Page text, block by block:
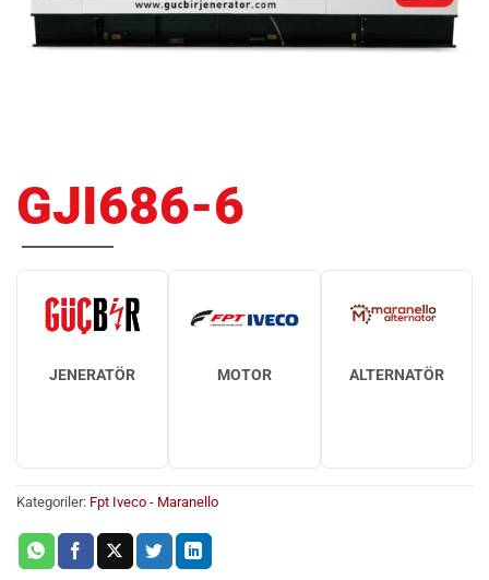
GJI686-6
JENERATÖR MOTOR ALTERNATÖR
Kategoriler: Fpt Iveco - Maranello